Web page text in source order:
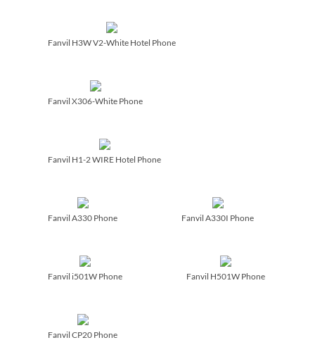
Fanvil H3W V2-White Hotel Phone
Fanvil X306-White Phone
Fanvil H1-2 WIRE Hotel Phone
Fanvil A330 Phone Fanvil A330I Phone
Fanvil i501W Phone Fanvil H501W Phone
Fanvil CP20 Phone